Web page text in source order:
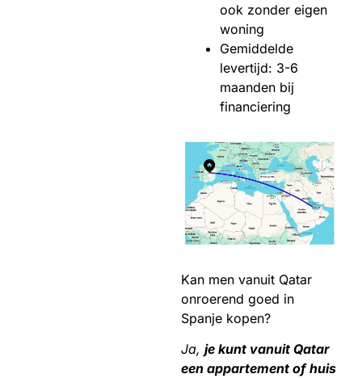
ook zonder eigen
woning
Gemiddelde
levertijd: 3-6
maanden bij
financiering
Kan men vanuit Qatar
onroerend goed in
Spanje kopen?
Ja, je kunt vanuit Qatar
een appartement of huis